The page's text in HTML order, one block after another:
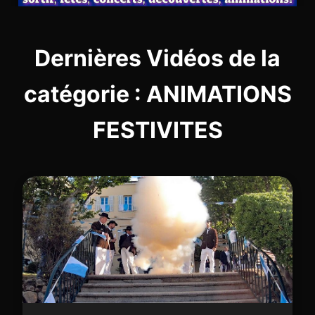
Dernières Vidéos de la
catégorie : ANIMATIONS
FESTIVITES